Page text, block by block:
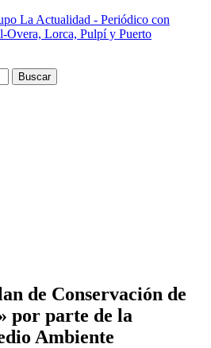
La Actualidad - Periódico con
Overa, Lorca, Pulpí y Puerto
de Conservación de
por parte de la
Ambiente